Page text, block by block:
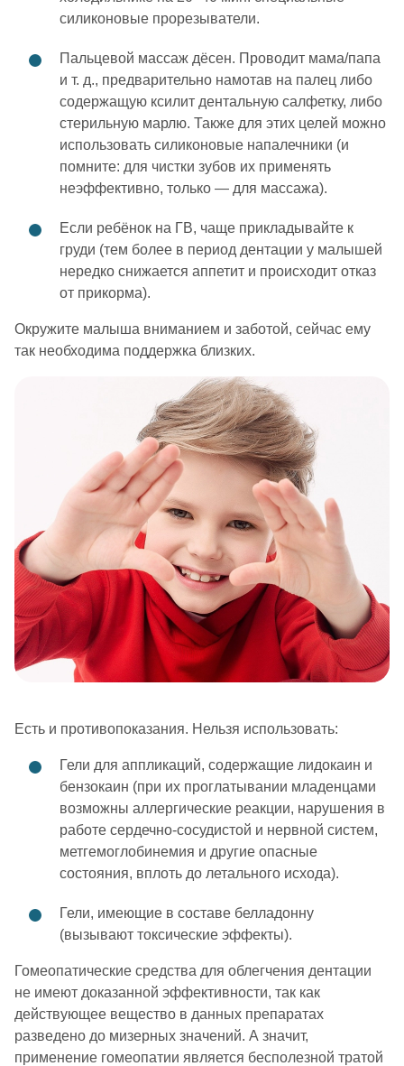
силиконовые прорезыватели.
Пальцевой массаж дёсен. Проводит мама/папа
и т. д., предварительно намотав на палец либо
содержащую ксилит дентальную салфетку, либо
стерильную марлю. Также для этих целей можно
использовать силиконовые напалечники (и
помните: для чистки зубов их применять
неэффективно, только — для массажа).
Если ребёнок на ГВ, чаще прикладывайте к
груди (тем более в период дентации у малышей
нередко снижается аппетит и происходит отказ
от прикорма).
Окружите малыша вниманием и заботой, сейчас ему
так необходима поддержка близких.
Есть и противопоказания. Нельзя использовать:
Гели для аппликаций, содержащие лидокаин и
бензокаин (при их проглатывании младенцами
возможны аллергические реакции, нарушения в
работе сердечно-сосудистой и нервной систем,
метгемоглобинемия и другие опасные
состояния, вплоть до летального исхода).
Гели, имеющие в составе белладонну
(вызывают токсические эффекты).
Гомеопатические средства для облегчения дентации
не имеют доказанной эффективности, так как
действующее вещество в данных препаратах
разведено до мизерных значений. А значит,
применение гомеопатии является бесполезной тратой